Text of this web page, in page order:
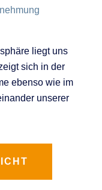
liegt uns
sich in der
ebenso wie im
unserer